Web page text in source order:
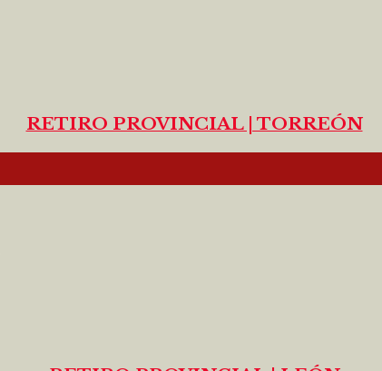
RETIRO PROVINCIAL | TORREÓN